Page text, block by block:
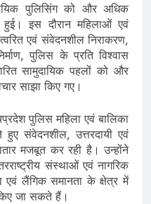
पुलिसिंग को और अधिक
हुई। इस दौरान महिलाओं एवं
एवं संवेदनशील निराकरण,
पुलिस के प्रति विश्वास
सामुदायिक पहलों को और
साझा किए गए।
पुलिस महिला एवं बालिका
हुए संवेदनशील, उत्तरदायी एवं
मजबूत कर रही है। उन्होंने
संस्थाओं एवं नागरिक
एवं लैंगिक समानता के क्षेत्र में
जा सकते हैं।